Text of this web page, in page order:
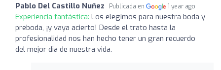
Pablo Del Castillo Nuñez Publicada en 1 year ago
Experiencia fantástica: Los elegimos para nuestra boda y
preboda, ¡y vaya acierto! Desde el trato hasta la
profesionalidad nos han hecho tener un gran recuerdo
del mejor dia de nuestra vida.